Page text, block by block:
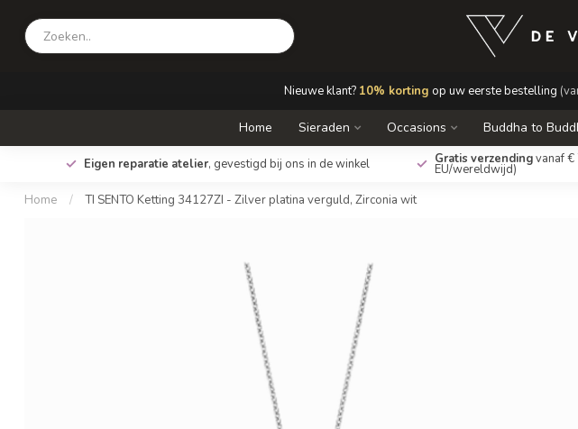
Nieuwe klant? 10% korting op uw eerste bestelling
Home Sieraden Occasions Buddha to
Eigen reparatie atelier, gevestigd bij ons in de winkel Gratis verzendingvanaf €
EU/wereldwijd)
Home / TI SENTO Ketting 34127ZI - Zilver platina verguld, Zirconia wit